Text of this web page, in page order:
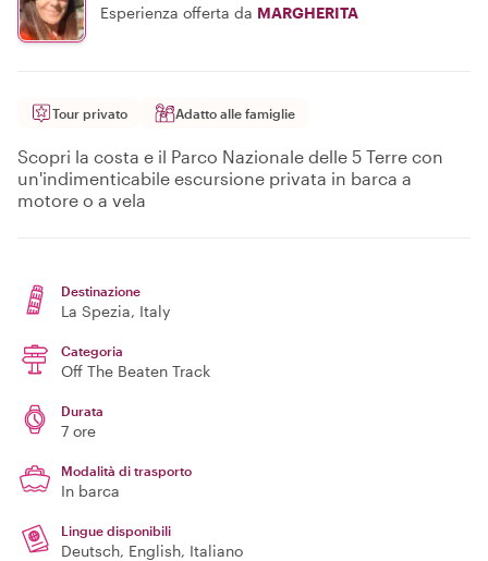
Esperienza offerta da MARGHERITA
Tour privato Adatto alle famiglie
Scopri la costa e il Parco Nazionale delle 5 Terre con
un'indimenticabile escursione privata in barca a
motore o a vela
Destinazione
La Spezia, Italy
Categoria
Off The Beaten Track
Durata
7 ore
Modalità di trasporto
In barca
Lingue disponibili
Deutsch, English, Italiano